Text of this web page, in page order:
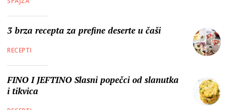
3 brza recepta za prefine deserte u čaši
RECEPTI
FINO I JEFTINO Slasni popečci od slanutka
i tikvica